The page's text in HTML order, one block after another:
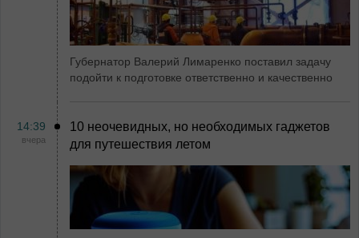
Губернатор Валерий Лимаренко поставил задачу
подойти к подготовке ответственно и качественно
14:39
вчера
10 неочевидных, но необходимых гаджетов
для путешествия летом